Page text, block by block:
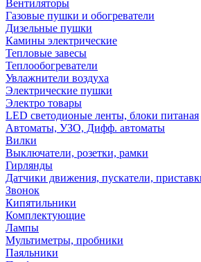
Вентиляторы
Газовые пушки и обогреватели
Дизельные пушки
Камины электрические
Тепловые завесы
Теплообогреватели
Увлажнители воздуха
Электрические пушки
Электро товары
LED светодионые ленты, блоки питаная
Автоматы, УЗО, Дифф. автоматы
Вилки
Выключатели, розетки, рамки
Гирлянды
Датчики движения, пускатели,
Звонок
Кипятильники
Комплектующие
Лампы
Мультиметры, пробники
Паяльники